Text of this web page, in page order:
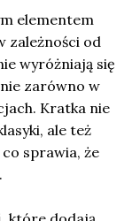
elementem
zależności od
wyróżniają się
zarówno w
Kratka nie
ale też
sprawia, że